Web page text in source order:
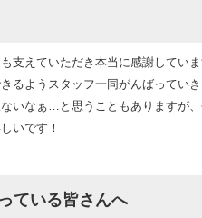
支えていただき本当に感謝してい
るようスタッフ一同がんばってい
いなぁ…と思うこともありますが
いです！
ている皆さんへ